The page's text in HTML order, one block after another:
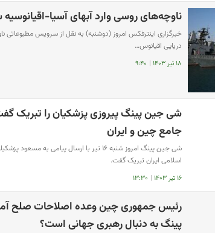
ناوچه‌های روسی وارد آبهای آسیا-
دریایی اقیانوس…
۱۸ تیر ۱۴۰۳ | ۹:۴۰
شی جین پینگ پیروزی پزشکیان را تبریک
جامع چین و ایران
شی جین پینگ امروز شنبه ۱۶ تیر با ارسال
اسلامی ایران تبریک گفت.
۱۶ تیر ۱۴۰۳ | ۱۳:۳۰
رئیس جمهوری چین وعده اصلاحات صلح
پینگ به دنبال رهبری جهانی است؟